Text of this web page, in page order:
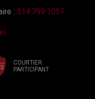
: 514.799.1057
COURTIER
PARTICIPANT